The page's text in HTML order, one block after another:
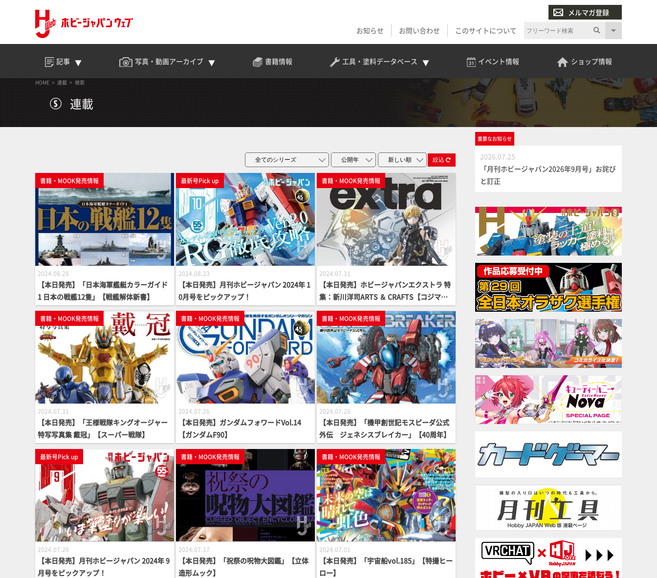
メルマガ登録
お知らせ
お問い合わせ このサイトについて
記事 写真・動画アーカイブ 書籍情報 工具・塗料データベース イベント情報 ショップ情報
HOME 連載 検索
連載
絞込
書籍・MOOK発売情報
2024.08.28
【本日発売】「日本海軍艦艇カラーガイド
1 日本の戦艦12隻」【戦艦解体新書】
最新号Pick up
2024.08.23
【本日発売】月刊ホビージャパン 2024年 1
0月号をピックアップ！
書籍・MOOK発売情報
2024.07.31
【本日発売】ホビージャパンエクストラ 特
集：新川洋司ARTS ＆ CRAFTS【コジマプ
ロダクション】
書籍・MOOK発売情報
2024.07.31
【本日発売】「王様戦隊キングオージャー
特写写真集 戴冠」【スーパー戦隊】
書籍・MOOK発売情報
2024.07.26
【本日発売】ガンダムフォワードVol.14
【ガンダムF90】
書籍・MOOK発売情報
2024.07.26
【本日発売】「機甲創世記モスピーダ公式
外伝 ジェネシスブレイカー」【40周年】
最新号Pick up
2024.07.25
【本日発売】月刊ホビージャパン 2024年 9
月号をピックアップ！
書籍・MOOK発売情報
2024.07.17
【本日発売】「祝祭の呪物大図鑑」【立体
造形ムック】
書籍・MOOK発売情報
2024.07.01
【本日発売】「宇宙船vol.185」【特撮ヒー
ロー】
重要なお知らせ
2026.07.25
「月刊ホビージャパン2026年9月号」お詫び
と訂正